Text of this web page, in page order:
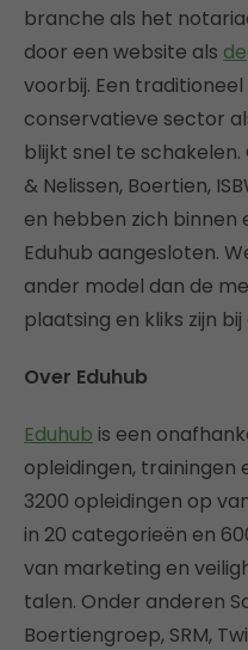
branche als het
door een website als
voorbij. Een
conservatieve sector
blijkt snel te
& Nelissen, Boertien,
en hebben zich binnen
Eduhub aangesloten.
ander model dan de
plaatsing en kliks zijn
Over Eduhub
Eduhub is een
opleidingen, trainingen
3200 opleidingen op
in 20 categorieën en
van marketing en
talen. Onder anderen
Boertiengroep, SRM,